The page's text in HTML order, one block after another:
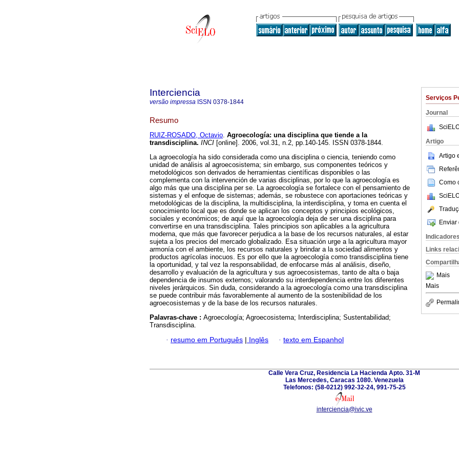
Serviços
Journal
Artigo
Artigo
Como
Enviar
Indicadores
Links
Mais
Mais
Interciencia
versão impressa ISSN 0378-1844
Resumo
RUIZ-ROSADO, Octavio. Agroecología: una disciplina que tiende a la
transdisciplina. INCI [online]. 2006, vol.31, n.2, pp.140-145. ISSN 0378-1844.
La agroecología ha sido considerada como una disciplina o ciencia, teniendo como
unidad de análisis al agroecosistema; sin embargo, sus componentes teóricos y
metodológicos son derivados de herramientas científicas disponibles o las
complementa con la intervención de varias disciplinas, por lo que la agroecología es
algo más que una disciplina per se. La agroecología se fortalece con el pensamiento de
sistemas y el enfoque de sistemas; además, se robustece con aportaciones teóricas y
metodológicas de la disciplina, la multidisciplina, la interdisciplina, y toma en cuenta el
conocimiento local que es donde se aplican los conceptos y principios ecológicos,
sociales y económicos; de aquí que la agroecología deja de ser una disciplina para
convertirse en una transdisciplina. Tales principios son aplicables a la agricultura
moderna, que más que favorecer perjudica a la base de los recursos naturales, al estar
sujeta a los precios del mercado globalizado. Esa situación urge a la agricultura mayor
armonía con el ambiente, los recursos naturales y brindar a la sociedad alimentos y
productos agrícolas inocuos. Es por ello que la agroecología como transdisciplina tiene
la oportunidad, y tal vez la responsabilidad, de enfocarse más al análisis, diseño,
desarrollo y evaluación de la agricultura y sus agroecosistemas, tanto de alta o baja
dependencia de insumos externos; valorando su interdependencia entre los diferentes
niveles jerárquicos. Sin duda, considerando a la agroecología como una transdisciplina
se puede contribuir más favorablemente al aumento de la sostenibilidad de los
agroecosistemas y de la base de los recursos naturales.
Palavras-chave : Agroecología; Agroecosistema; Interdisciplina; Sustentabilidad;
Transdisciplina.
· resumo em Português | Inglês · texto em Espanhol
Calle Vera Cruz, Residencia La Hacienda Apto. 31-M
Las Mercedes, Caracas 1080. Venezuela
Telefonos: (58-0212) 992-32-24, 991-75-25
interciencia@ivic.ve